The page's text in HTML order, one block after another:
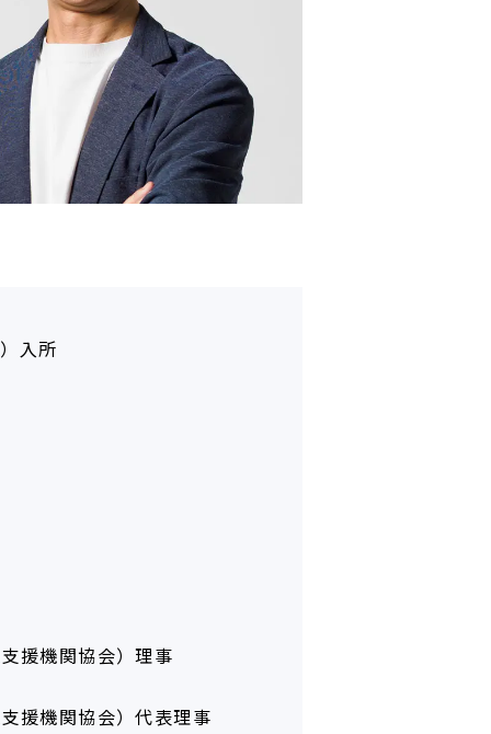
入所
援機関協会）理事
援機関協会）代表理事